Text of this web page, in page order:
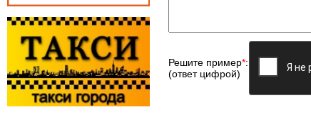
Решите пример*:
(ответ цифрой)